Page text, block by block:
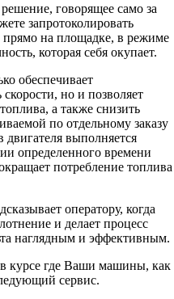
говорящее само за
запротоколировать
прямо на площадке, в режиме
которая себя окупает.
обеспечивает
но и позволяет
а также снизить
по отдельному заказу
двигателя выполняется
определенного времени
потребление топлива
оператору, когда
и делает процесс
наглядным и эффективным.
курсе где Ваши машины, как
сервис.